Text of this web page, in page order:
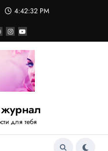
4:42:33 PM
для тебя